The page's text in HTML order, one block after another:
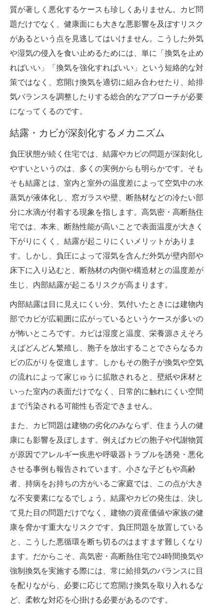
質が著しく悪化するケースも珍しくありません。カビ問
題だけでなく、健康面にも大きな悪影響を及ぼすリスク
があるという点を見逃してはいけません。こうした外気
や湿気の侵入を食い止めるためには、単に「換気を止め
ればいい」「換気を強化すればいい」という短絡的な対
策ではなく、窓開け換気を適切に組み合わせたり、給排
気バランスを調整したりする総合的なアプローチが必要
になってくるのです。
結露・カビが深刻化するメカニズム
負圧状態が続く住宅では、結露やカビの問題が深刻化し
やすいというのは、多くの実例からも明らかです。そも
そも結露とは、室内と室外の温度差によって空気中の水
蒸気が液体化し、窓ガラスや壁、断熱材などの冷たい部
分に水滴が付着する現象を指します。高気密・高断熱住
宅では、本来、断熱性能が高いことで表面温度が大きく
下がりにくく、結露が起こりにくいメリットがありま
す。しかし、負圧によって湿気を含んだ外気が壁内部や
床下に入り込むと、断熱材の内側や構造材との温度差が
生じ、内部結露が起こるリスクが高まります。
内部結露は目に見えにくい分、気付いたときには建物内
部でカビが広範囲に広がっているというケースが多いの
が怖いところです。カビは湿度と温度、栄養源さえそろ
えばどんどん繁殖し、胞子を放出することでさらなるカ
ビの広がりを促進します。しかもその胞子が換気や空気
の流れによって家じゅうに拡散されると、壁紙や床材と
いった室内の表面だけでなく、日常的に触れにくい空間
まで汚染される可能性も否定できません。
また、カビ問題は建物の劣化のみならず、住まう人の健
康にも影響を及ぼします。例えばカビの胞子や代謝物質
が原因でアレルギー疾患や呼吸器トラブルを誘発・悪化
させる事例も報告されています。小さな子どもや高齢
者、持病をお持ちの方がいるご家庭では、この点が大き
な不安要素になるでしょう。結露やカビの発生は、決し
て見た目の問題だけでなく、建物の資産価値や家族の健
康を脅かす重大なリスクです。負圧問題を放置している
と、こうした悪循環を断ち切るのはますます難しくなり
ます。だからこそ、高気密・高断熱住宅で24時間換気や
強制換気を実施する際には、常に給排気のバランスに目
を配りながら、必要に応じて窓開け換気を取り入れるな
ど、柔軟な対応を心掛ける必要があるのです。